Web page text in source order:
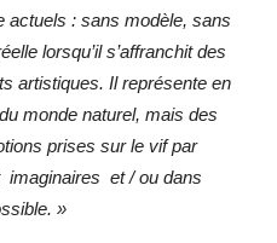
actuels : sans modèle, sans
lorsqu’il s’affranchit des
artistiques. Il représente en
monde naturel, mais des
prises sur le vif par
imaginaires et / ou dans
»